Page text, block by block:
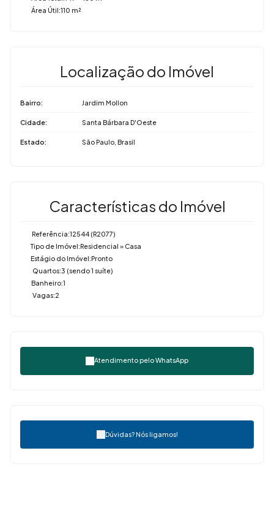
Área Útil:110 m²
Localização do Imóvel
Bairro: Jardim Mollon
Cidade: Santa Bárbara D'Oeste
Estado: São Paulo, Brasil
Características do Imóvel
Referência:12544 (R2077)
Tipo de Imóvel:Residencial » Casa
Estágio do Imóvel:Pronto
Quartos:3 (sendo 1 suíte)
Banheiro:1
Vagas:2
Atendimento peloWhatsApp
Dúvidas? Nós ligamos!